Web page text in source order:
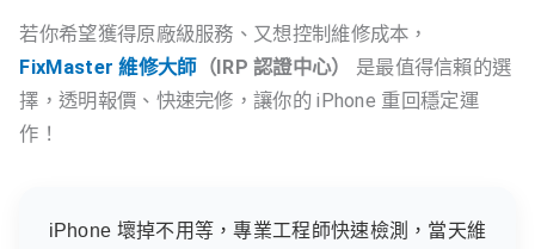
若你希望獲得原廠級服務、又想控制維修成本，
FixMaster 維修大師 （IRP 認證中心）
是最值得信賴的選
擇，透明報價、快速完修，讓你的 iPhone 重回穩定運
作！
iPhone 壞掉不用等，專業工程師快速檢測，當天維